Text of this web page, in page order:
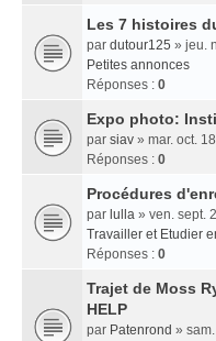
Les 7 histoires
par dutour125 » jeu.
Petites annonces
Réponses : 0
Expo photo:
par siav » mar. oct.
Réponses : 0
Procédures
par lulla » ven. sept.
Travailler et Etudier
Réponses : 0
Trajet de Moss
HELP
par Patenrond »